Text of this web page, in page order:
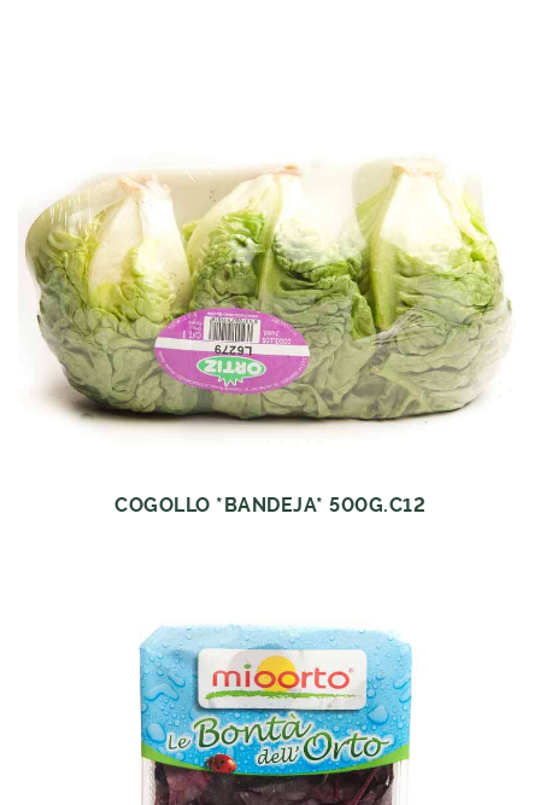
COGOLLO *BANDEJA* 500G.C12